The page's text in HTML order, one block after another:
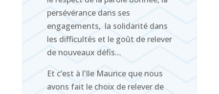
persévérance dans ses
engagements, la solidarité dans
les difficultés et le goût de relever
de nouveaux défis…
Et c’est à l’Ile Maurice que nous
avons fait le choix de relever de